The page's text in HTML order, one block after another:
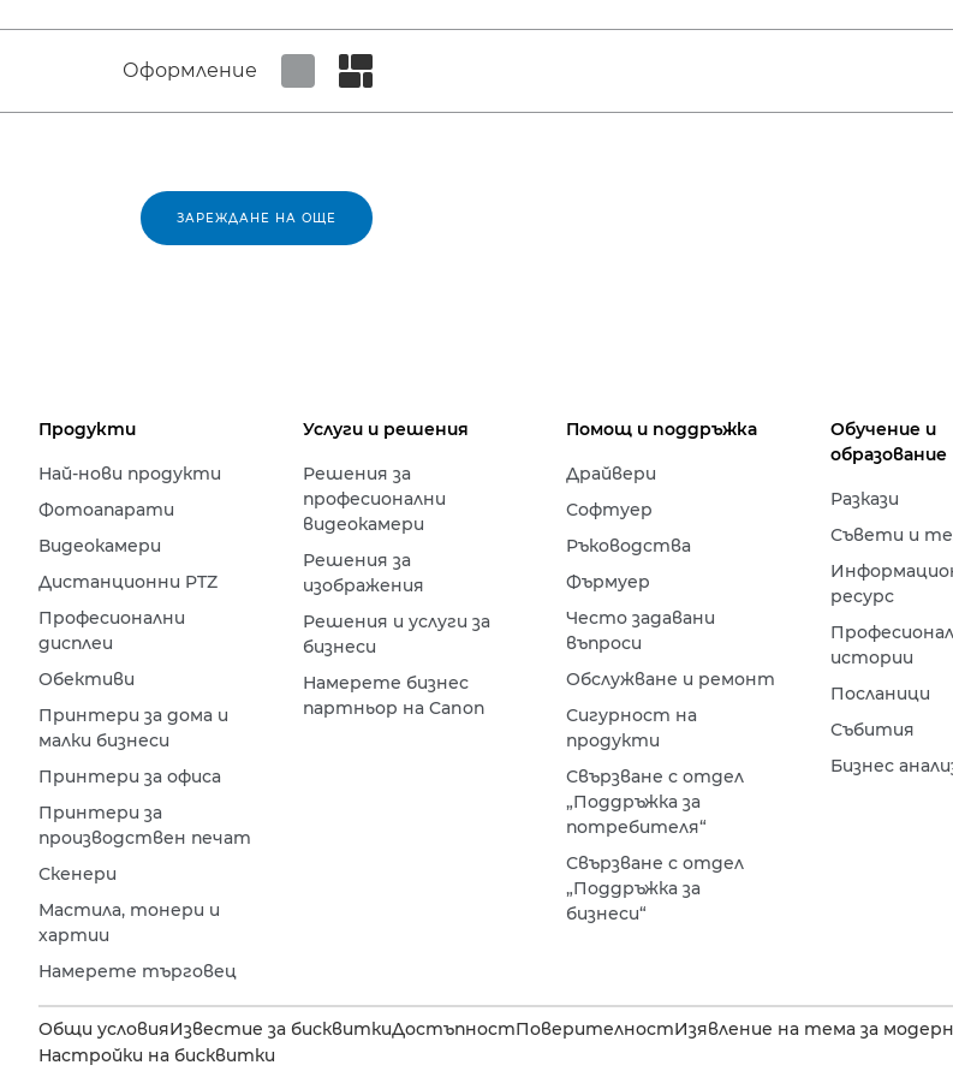
Оформление
ЗАРЕЖДАНЕ НА ОЩЕ
Продукти
Най-нови продукти
Фотоапарати
Видеокамери
Дистанционни PTZ
Професионални
дисплеи
Обективи
Принтери за дома и
малки бизнеси
Принтери за офиса
Принтери за
производствен печат
Скенери
Мастила, тонери и
хартии
Намерете търговец
Услуги и решения
Решения за
професионални
видеокамери
Решения за
изображения
Решения и услуги за
бизнеси
Намерете бизнес
партньор на Canon
Помощ и поддръжка
Драйвери
Софтуер
Ръководства
Фърмуер
Често задавани
въпроси
Обслужване и ремонт
Сигурност на
продукти
Свързване с отдел
„Поддръжка за
потребителя“
Свързване с отдел
„Поддръжка за
бизнеси“
Обучение и
образование
Разкази
Съвети и
ресурс
истории
Посланици
Събития
Бизнес
Общи условияИзвестие за бисквиткиДостъпностПоверителностИзявление на тема за
Настройки на бисквитки